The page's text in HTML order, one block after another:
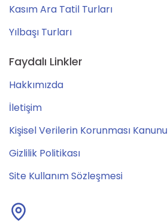
Kasım Ara Tatil Turları
Yılbaşı Turları
Faydalı Linkler
Hakkımızda
İletişim
Kişisel Verilerin Korunması Kanunu
Gizlilik Politikası
Site Kullanım Sözleşmesi